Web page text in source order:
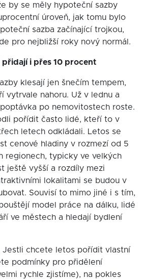
by se měly hypoteční sazby
úroveň, jak tomu bylo
sazba začínající trojkou,
pro nejbližší roky nový normál.
přidají i přes 10 procent
klesají jen šnečím tempem,
vytrvale nahoru. Už v lednu a
po nemovitostech roste.
pořídit často lidé, kteří to v
letech odkládali. Letos se
cenové hladiny v rozmezí od 5
regionech, typicky ve velkých
ještě vyšší a rozdíly mezi
lokalitami se budou v
Souvisí to mimo jiné i s tím,
model práce na dálku, lidé
ve městech a hledají bydlení
Jestli chcete letos pořídit vlastní
podmínky pro přidělení
rychle zjistíme), na pokles